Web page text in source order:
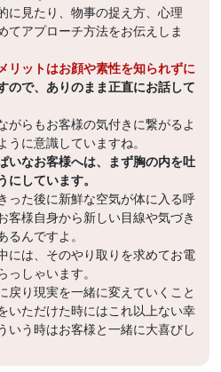
に見たり、物事の捉え方、心理
てアプローチ方法をお伝えしま
リットはお顔や素性を知られずに
ので、ありのまま正直にお話して
がらもお客様の気付きに繋がるよ
うに意識していますね。
いなお客様へは、まず胸の内を吐
にしています。
った後に新鮮な空気が体に入る呼
客様自身から新しい目線や気づき
んですよ。
には、そのやり取りを求めてお電
しゃいます。
戻り現実を一緒に変えていくこと
いただけた時にはこれ以上ない幸
いう時はお客様と一緒に大喜びし